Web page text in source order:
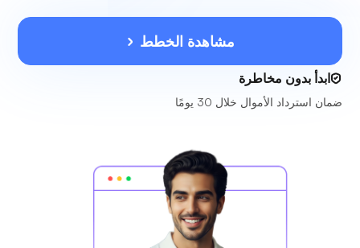
مشاهدة الخطط
ابدأ بدون مخاطرة
ضمان استرداد الأموال خلال 30 يومًا